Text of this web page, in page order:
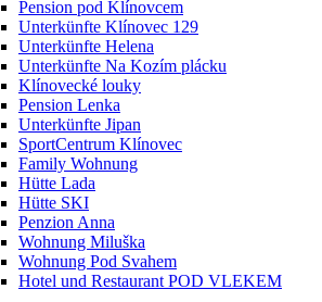
Pension pod Klínovcem
Unterkünfte Klínovec 129
Unterkünfte Helena
Unterkünfte Na Kozím plácku
Klínovecké louky
Pension Lenka
Unterkünfte Jipan
SportCentrum Klínovec
Family Wohnung
Hütte Lada
Hütte SKI
Penzion Anna
Wohnung Miluška
Wohnung Pod Svahem
Hotel und Restaurant POD VLEKEM